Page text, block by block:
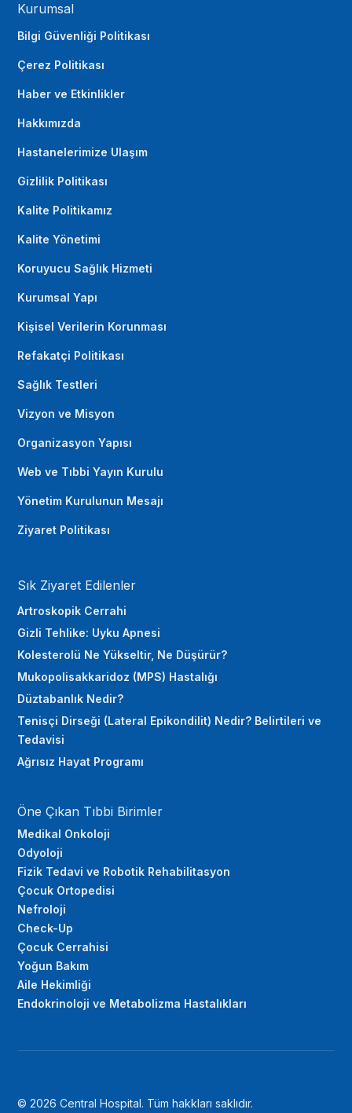
Kurumsal
Bilgi Güvenliği Politikası
Çerez Politikası
Haber ve Etkinlikler
Hakkımızda
Hastanelerimize Ulaşım
Gizlilik Politikası
Kalite Politikamız
Kalite Yönetimi
Koruyucu Sağlık Hizmeti
Kurumsal Yapı
Kişisel Verilerin Korunması
Refakatçi Politikası
Sağlık Testleri
Vizyon ve Misyon
Organizasyon Yapısı
Web ve Tıbbi Yayın Kurulu
Yönetim Kurulunun Mesajı
Ziyaret Politikası
Sık Ziyaret Edilenler
Artroskopik Cerrahi
Gizli Tehlike: Uyku Apnesi
Kolesterolü Ne Yükseltir, Ne Düşürür?
Mukopolisakkaridoz (MPS) Hastalığı
Düztabanlık Nedir?
Tenisçi Dirseği (Lateral Epikondilit) Nedir? Belirtileri ve
Tedavisi
Ağrısız Hayat Programı
Öne Çıkan Tıbbi Birimler
Medikal Onkoloji
Odyoloji
Fizik Tedavi ve Robotik Rehabilitasyon
Çocuk Ortopedisi
Nefroloji
Check-Up
Çocuk Cerrahisi
Yoğun Bakım
Aile Hekimliği
Endokrinoloji ve Metabolizma Hastalıkları
© 2026 Central Hospital. Tüm hakkları saklıdır.